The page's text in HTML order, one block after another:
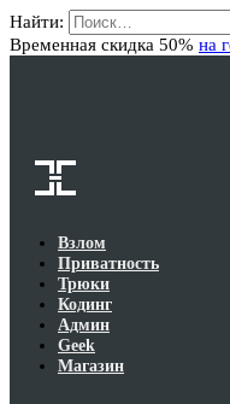
Найти:
Временная скидка 50% на
Взлом
Приватность
Трюки
Кодинг
Админ
Geek
Магазин